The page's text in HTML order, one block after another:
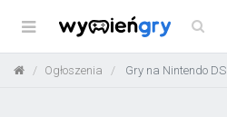
Menu
Ogłoszenia Gry na Nintendo DS